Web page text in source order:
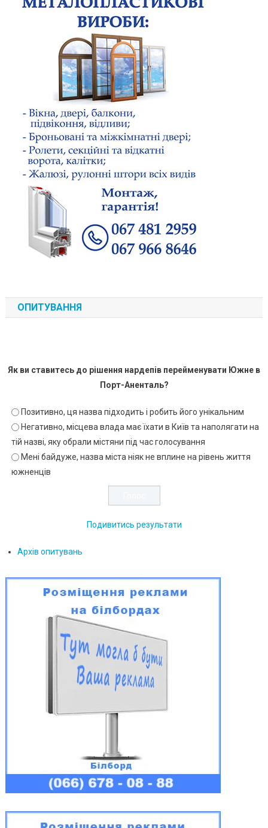
ОПИТУВАННЯ
Як ви ставитесь до рішення нардепів перейменувати Южне в
Порт-Аненталь?
Позитивно, ця назва підходить і робить його унікальним
Негативно, місцева влада має їхати в Київ та наполягати на
тій назві, яку обрали містяни під час голосування
Мені байдуже, назва міста ніяк не вплине на рівень життя
южненців
Подивитись результати
Архів опитувань